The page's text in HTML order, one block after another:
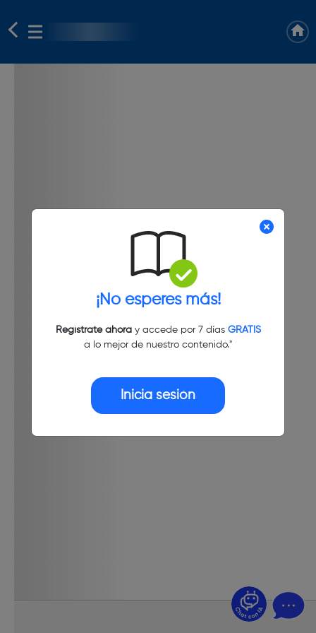
¡No esperes más!
Regístrate ahoray accede por 7 días GRATIS
a lo mejor de nuestro contenido."
Inicia sesión